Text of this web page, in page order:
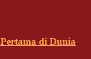
di Dunia